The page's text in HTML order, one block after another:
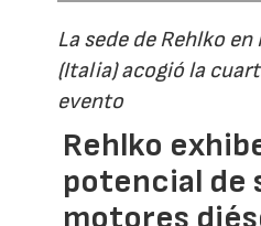
La sede de Rehlko
(Italia) acogió la
evento
Rehlko
potencial de
motores